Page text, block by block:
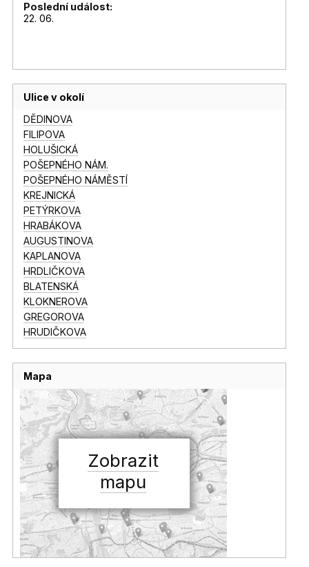
Poslední událost:
22. 06.
Ulice v okolí
DĚDINOVA
FILIPOVA
HOLUŠICKÁ
POŠEPNÉHO NÁM.
POŠEPNÉHO NÁMĚSTÍ
KREJNICKÁ
PETÝRKOVA
HRABÁKOVA
AUGUSTINOVA
KAPLANOVA
HRDLIČKOVA
BLATENSKÁ
KLOKNEROVA
GREGOROVA
HRUDIČKOVA
Mapa
Zobrazit
mapu